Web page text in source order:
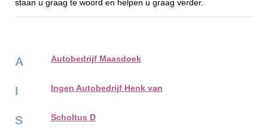
staan u graag te woord en helpen u graag verder.
A Autobedrijf Maasdoek
I Ingen Autobedrijf Henk van
S Scholtus D